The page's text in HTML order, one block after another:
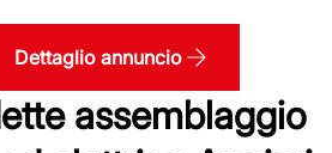
Dettaglio annuncio
assemblaggio